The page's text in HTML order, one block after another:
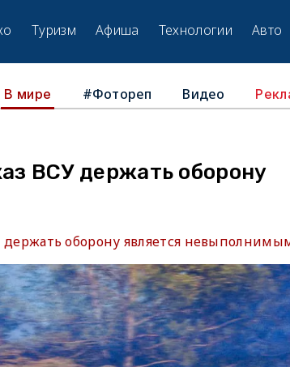
Туризм Афиша Технологии Авто
В мире #Фотореп Видео
ВСУ держать оборону
оборону является